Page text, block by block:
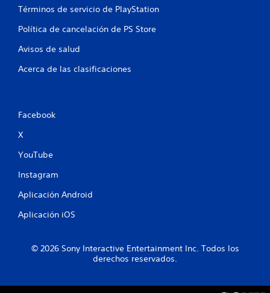
s
a
r
i
o
y
s
c
.
Términos de servicio de PlayStation
Política de cancelación de PS Store
Avisos de salud
Acerca de las clasificaciones
Facebook
X
YouTube
Instagram
Aplicación Android
Aplicación iOS
© 2026 Sony Interactive Entertainment Inc. Todos los
derechos reservados.